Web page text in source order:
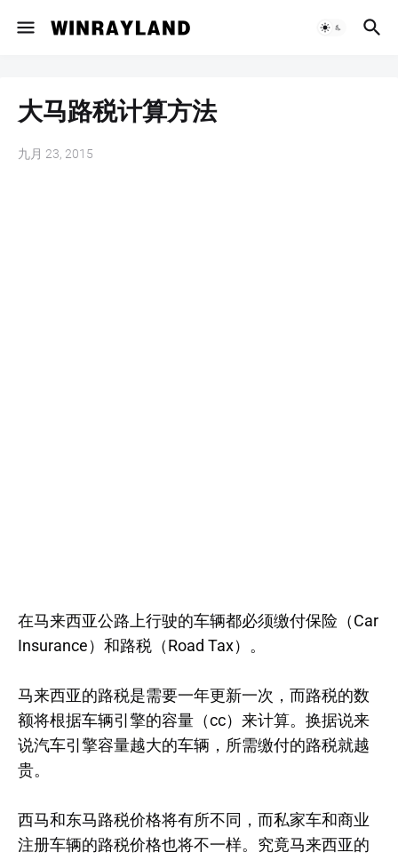
大马路税计算方法
九月 23, 2015
在马来西亚公路上行驶的车辆都必须缴付保险（Car
Insurance）和路税（Road Tax）。
马来西亚的路税是需要一年更新一次，而路税的数
额将根据车辆引擎的容量（cc）来计算。换据说来
说汽车引擎容量越大的车辆，所需缴付的路税就越
贵。
西马和东马路税价格将有所不同，而私家车和商业
注册车辆的路税价格也将不一样。究竟马来西亚的